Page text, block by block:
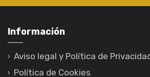
Información
Aviso legal y Política de
Política de Cookies